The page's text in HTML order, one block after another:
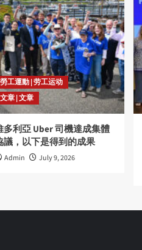
勞工運動 | 劳工运动
文章 | 文章
多利亞 Uber 司機達成集體
議，以下是得到的成果
Admin July 9, 2026